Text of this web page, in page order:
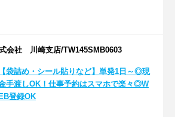
会社 川崎支店/TW145SMB0603
【袋詰め・シール貼りなど】単発1日～◎現
手渡しOK！仕事予約はスマホで楽々◎W
EB登録OK